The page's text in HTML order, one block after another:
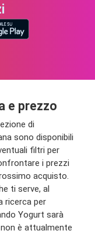
e prezzo
di
sono disponibili
filtri per
i prezzi
acquisto.
ti serve, al
ricerca per
Yogurt sarà
è attualmente